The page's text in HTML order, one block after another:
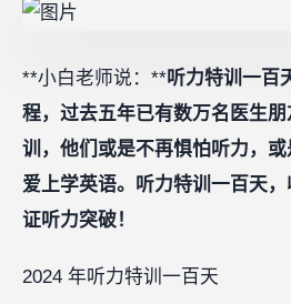
**小白老师说：**听力特训一百
程，过去五年已有数万名医生
训，他们或是不再惧怕听力，
爱上学英语。听力特训一百天
证听力突破！
2024 年听力特训一百天